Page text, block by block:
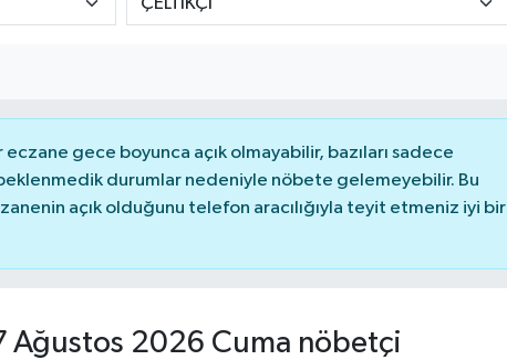
eczane gece boyunca açık olmayabilir, bazıları sadece
durumlar nedeniyle nöbete gelemeyebilir. Bu
açık olduğunu telefon aracılığıyla teyit etmeniz iyi bir
Ağustos 2026 Cuma nöbetçi